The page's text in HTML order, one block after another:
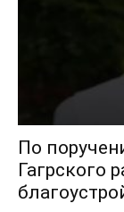
По
Гагрского